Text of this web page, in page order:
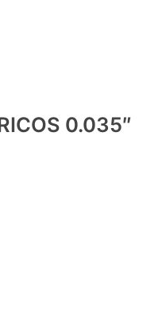
0.035″